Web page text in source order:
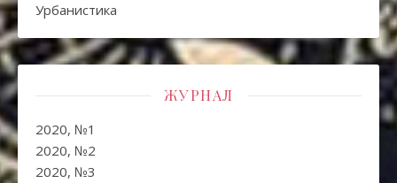
Урбанистика
ЖУРНАЛ
2020, №1
2020, №2
2020, №3